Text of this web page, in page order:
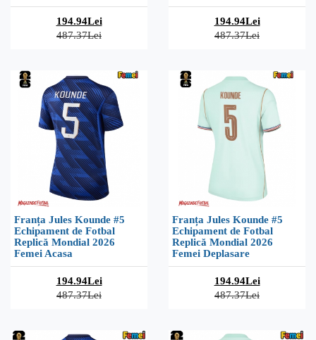
194.94Lei
487.37Lei
194.94Lei
487.37Lei
Franța Jules Kounde #5
Echipament de Fotbal
Replică Mondial 2026
Femei Acasa
194.94Lei
487.37Lei
Franța Jules Kounde #5
Echipament de Fotbal
Replică Mondial 2026
Femei Deplasare
194.94Lei
487.37Lei